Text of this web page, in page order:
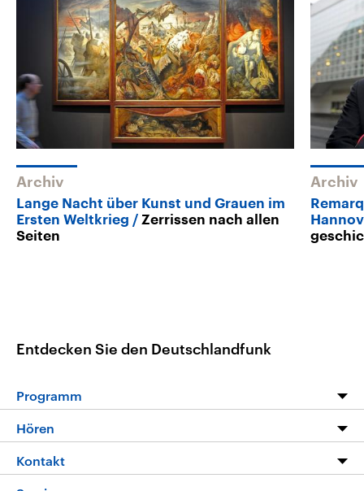
Archiv
Lange Nacht über Kunst und Grauen im
Ersten Weltkrieg
Zerrissen nach allen
Seiten
Archiv
Entdecken Sie den Deutschlandfunk
Programm
Programm
Die Nachrichten
Hören
Livestream
Kontakt